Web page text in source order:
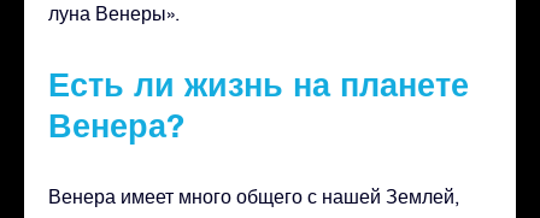
луна Венеры».
Есть ли жизнь на планете
Венера?
Венера имеет много общего с нашей Землей,